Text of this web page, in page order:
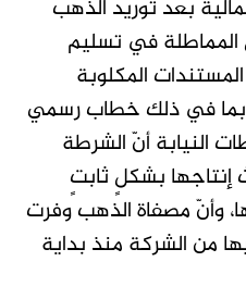
بعد توريد الذهب
المماطلة في تسليم
المكلوبة
بما في ذلك خطاب رسمي
النيابة أنّ الشرطة
إنتاجها بشكلٍ ثابتٍ
وأنّ مصفاة الذهب وفرت
من الشركة منذ بداية